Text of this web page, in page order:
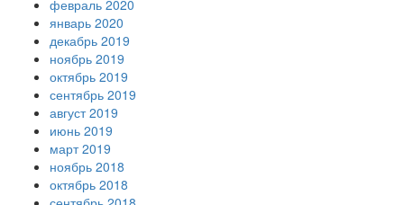
февраль 2020
январь 2020
декабрь 2019
ноябрь 2019
октябрь 2019
сентябрь 2019
август 2019
июнь 2019
март 2019
ноябрь 2018
октябрь 2018